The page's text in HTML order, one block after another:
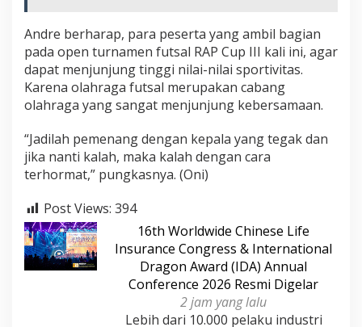
Andre berharap, para peserta yang ambil bagian
pada open turnamen futsal RAP Cup III kali ini, agar
dapat menjunjung tinggi nilai-nilai sportivitas.
Karena olahraga futsal merupakan cabang
olahraga yang sangat menjunjung kebersamaan.
“Jadilah pemenang dengan kepala yang tegak dan
jika nanti kalah, maka kalah dengan cara
terhormat,” pungkasnya. (Oni)
Post Views: 394
16th Worldwide Chinese Life
Insurance Congress & International
Dragon Award (IDA) Annual
Conference 2026 Resmi Digelar
2 jam yang lalu
Lebih dari 10.000 pelaku industri